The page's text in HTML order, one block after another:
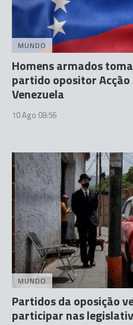
MUNDO
Homens armados
partido opositor
Venezuela
10 Ago 08:56
MUNDO
Partidos da oposição
participar nas